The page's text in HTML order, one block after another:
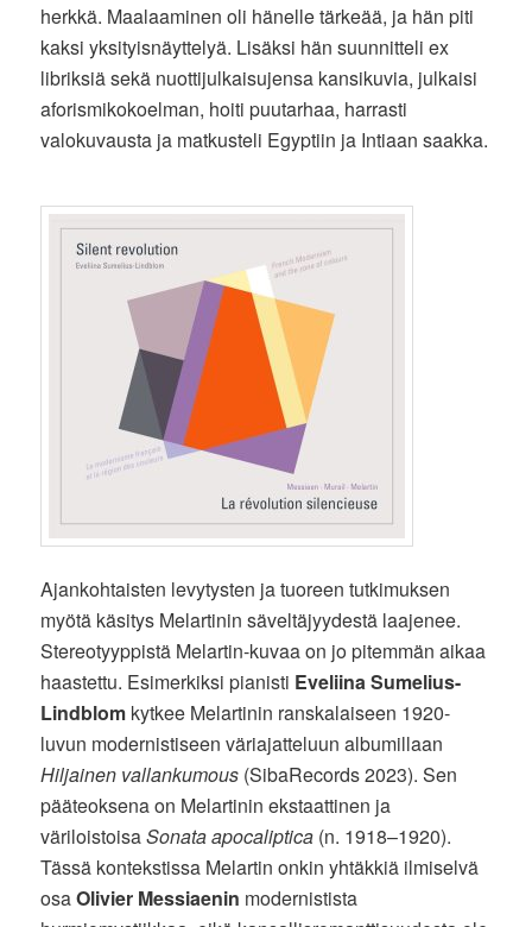
herkkä. Maalaaminen oli hänelle tärkeää, ja hän piti
kaksi yksityisnäyttelyä. Lisäksi hän suunnitteli ex
libriksiä sekä nuottijulkaisujensa kansikuvia, julkaisi
aforismikokoelman, hoiti puutarhaa, harrasti
valokuvausta ja matkusteli Egyptiin ja Intiaan saakka.
Ajankohtaisten levytysten ja tuoreen tutkimuksen
myötä käsitys Melartinin säveltäjyydestä laajenee.
Stereotyyppistä Melartin-kuvaa on jo pitemmän aikaa
haastettu. Esimerkiksi pianisti Eveliina Sumelius-
Lindblom kytkee Melartinin ranskalaiseen 1920-
luvun modernistiseen väriajatteluun albumillaan
Hiljainen vallankumous (SibaRecords 2023). Sen
pääteoksena on Melartinin ekstaattinen ja
väriloistoisaSonata apocaliptica (n. 1918–1920).
Tässä kontekstissa Melartin onkin yhtäkkiä ilmiselvä
osaOlivier Messiaenin modernistista